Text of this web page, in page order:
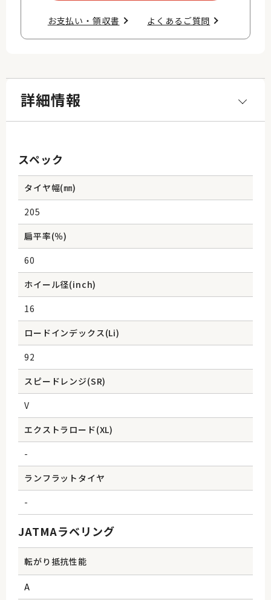
お支払い・領収書​ よくあるご質問​
詳細情報
スペック
タイヤ幅(㎜)
205
扁平率(％)
60
ホイール径(inch)
16
ロードインデックス(Li)
92
スピードレンジ(SR)
V
エクストラロード(XL)
-
ランフラットタイヤ
-
JATMAラベリング
転がり抵抗性能
A